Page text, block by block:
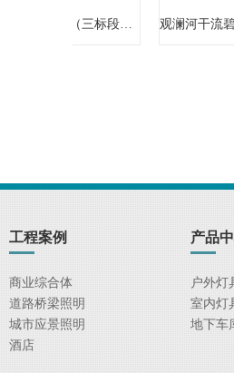
观澜河干流碧道建设工程（施工）（三标段）-配电箱和标识采购
工程案例
商业综合体
道路桥梁照明
城市应景照明
酒店
产品
户外灯
室内灯
地下车